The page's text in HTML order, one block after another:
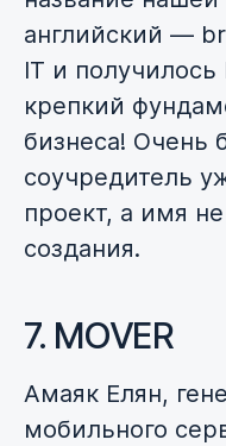
английский —
IT и
крепкий
бизнеса! Очень
соучредитель
проект, а имя
создания.
7. MOVER
Амаяк Елян,
мобильного